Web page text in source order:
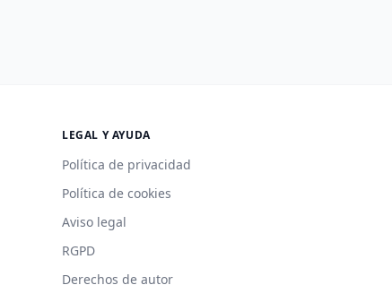
LEGAL Y AYUDA
Política de privacidad
Política de cookies
Aviso legal
RGPD
Derechos de autor